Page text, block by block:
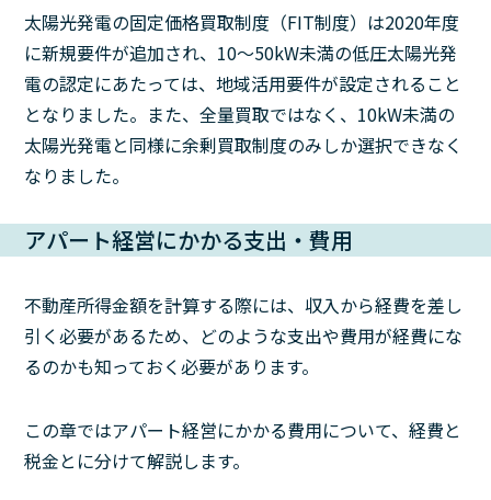
太陽光発電の固定価格買取制度（FIT制度）は2020年度
に新規要件が追加され、10～50kW未満の低圧太陽光発
電の認定にあたっては、地域活用要件が設定されること
となりました。また、全量買取ではなく、10kW未満の
太陽光発電と同様に余剰買取制度のみしか選択できなく
なりました。
アパート経営にかかる支出・費用
不動産所得金額を計算する際には、収入から経費を差し
引く必要があるため、どのような支出や費用が経費にな
るのかも知っておく必要があります。
この章ではアパート経営にかかる費用について、経費と
税金とに分けて解説します。